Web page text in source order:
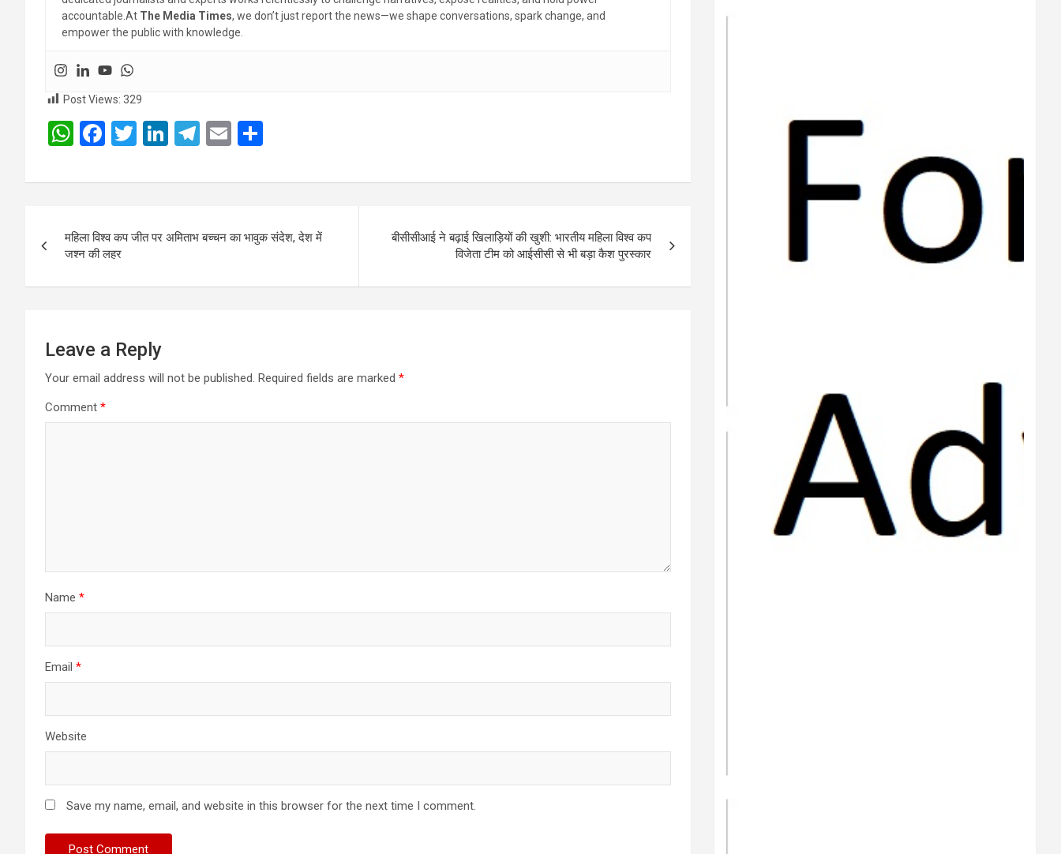
accountable.At The Media Times, we don’t just report the news—we shape conversations, spark change, and
empower the public with knowledge.
Post Views: 329
W
at
A
p
p
F
ce
o
o
k
T
tt
Li
ke
n
T
e
a
E
ail ar
navigation
महिला विश्व कप जीत पर अमिताभ बच्चन का भावुक संदेश, देश में
जश्न की लहर
बीसीसीआई ने बढ़ाई खिलाड़ियों की खुशी: भारतीय महिला विश्व कप
विजेता टीम को आईसीसी से भी बड़ा कैश पुरस्कार
Leave a Reply
Your email address will not be published. Required fields are marked *
Comment *
Name *
Email *
Website
Save my name, email, and website in this browser for the next time I comment.